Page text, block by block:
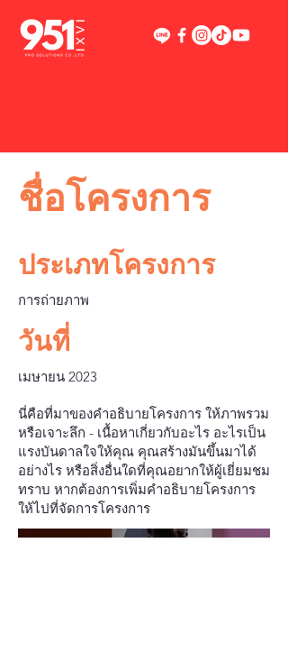
ชื่อโครงการ
ประเภทโครงการ
การถ่ายภาพ
วันที่
เมษายน 2023
นี่คือที่มาของคำอธิบายโครงการ ให้ภาพรวม
หรือเจาะลึก - เนื้อหาเกี่ยวกับอะไร อะไรเป็น
แรงบันดาลใจให้คุณ คุณสร้างมันขึ้นมาได้
อย่างไร หรือสิ่งอื่นใดที่คุณอยากให้ผู้เยี่ยมชม
ทราบ หากต้องการเพิ่มคำอธิบายโครงการ
ให้ไปที่จัดการโครงการ